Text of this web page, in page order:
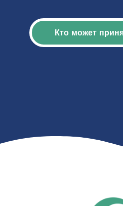
Кто может